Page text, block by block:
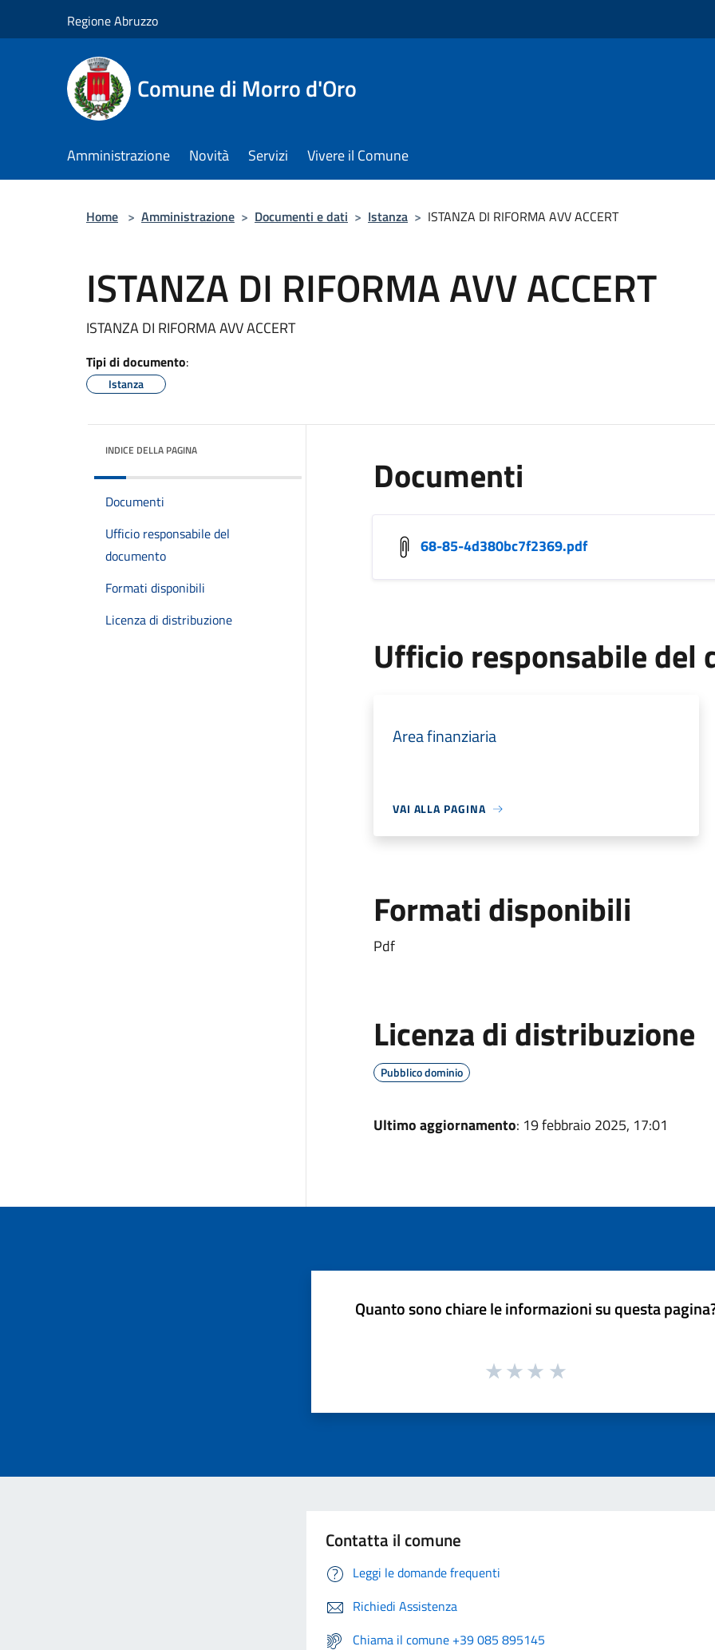
Regione Abruzzo
Comune di Morro d'Oro
Amministrazione Novità Servizi Vivere il Comune
Home > Amministrazione > Documenti e dati > Istanza > ISTANZA DI RIFORMA AVV ACCERT
ISTANZA DI RIFORMA AVV ACCERT
ISTANZA DI RIFORMA AVV ACCERT
Tipi di documento:
Istanza
INDICE DELLA PAGINA
Documenti
Ufficio responsabile del
documento
Formati disponibili
Licenza di distribuzione
Documenti
68-85-4d380bc7f2369.pdf
Ufficio responsabile del
Area finanziaria
VAI ALLA PAGINA
Formati disponibili
Pdf
Licenza di distribuzione
Pubblico dominio
Ultimo aggiornamento: 19 febbraio 2025, 17:01
Quanto sono chiare le informazioni su questa
Contatta il comune
Leggi le domande frequenti
Richiedi Assistenza
Chiama il comune +39 085 895145